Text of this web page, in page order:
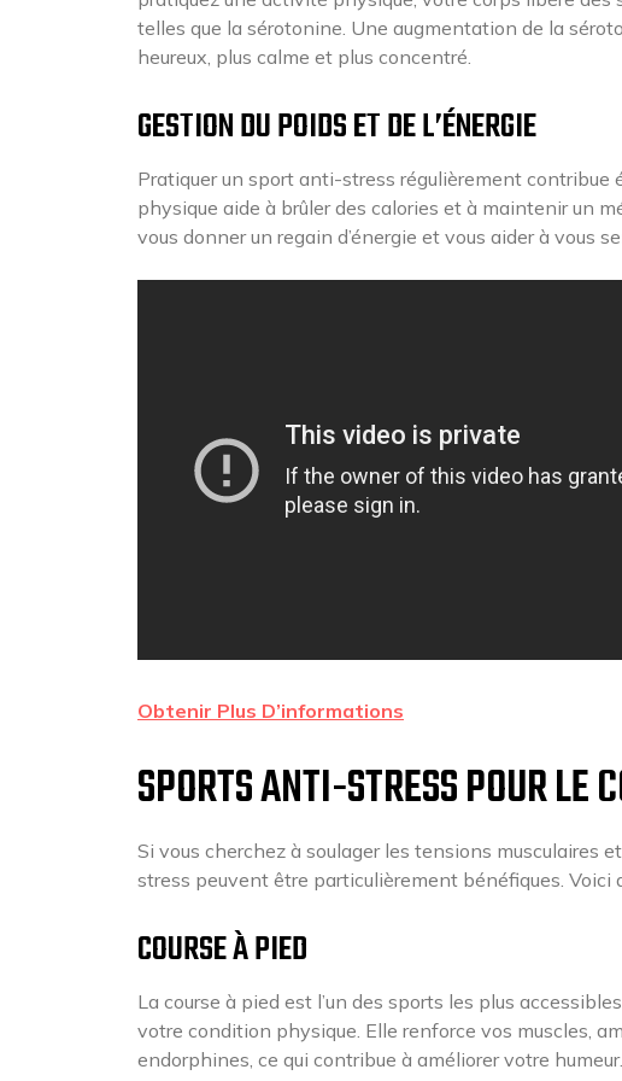
telles que la sérotonine. Une augmentation de la
heureux, plus calme et plus concentré.
GESTION DU POIDS ET DE L’ÉNERGIE
Pratiquer un sport anti-stress régulièrement contribue
physique aide à brûler des calories et à maintenir un
vous donner un regain d’énergie et vous aider à vous
Obtenir Plus D’informations
SPORTS ANTI-STRESS POUR LE
Si vous cherchez à soulager les tensions musculaires
stress peuvent être particulièrement bénéfiques. Voici
COURSE À PIED
La course à pied est l’un des sports les plus
votre condition physique. Elle renforce vos muscles,
endorphines, ce qui contribue à améliorer votre humeur.